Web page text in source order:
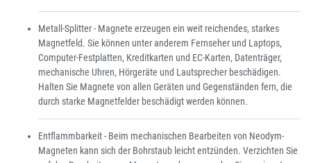
Metall-Splitter - Magnete erzeugen ein weit reichendes, starkes
Magnetfeld. Sie können unter anderem Fernseher und Laptops,
Computer-Festplatten, Kreditkarten und EC-Karten, Datenträger,
mechanische Uhren, Hörgeräte und Lautsprecher beschädigen.
Halten Sie Magnete von allen Geräten und Gegenständen fern, die
durch starke Magnetfelder beschädigt werden können.
Entflammbarkeit - Beim mechanischen Bearbeiten von Neodym-
Magneten kann sich der Bohrstaub leicht entzünden. Verzichten Sie